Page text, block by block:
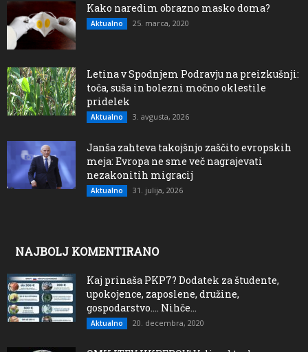
Kako naredim obrazno masko doma?
Aktualno 25. marca, 2020
Letina v Spodnjem Podravju na preizkušnji:
toča, suša in bolezni močno oklestile
pridelek
Aktualno 3. avgusta, 2026
Janša zahteva takojšnjo zaščito evropskih
meja: Evropa ne sme več nagrajevati
nezakonitih migracij
Aktualno 31. julija, 2026
NAJBOLJ KOMENTIRANO
Kaj prinaša PKP7? Dodatek za študente,
upokojence, zaposlene, družine,
gospodarstvo…. Nihče...
Aktualno 20. decembra, 2020